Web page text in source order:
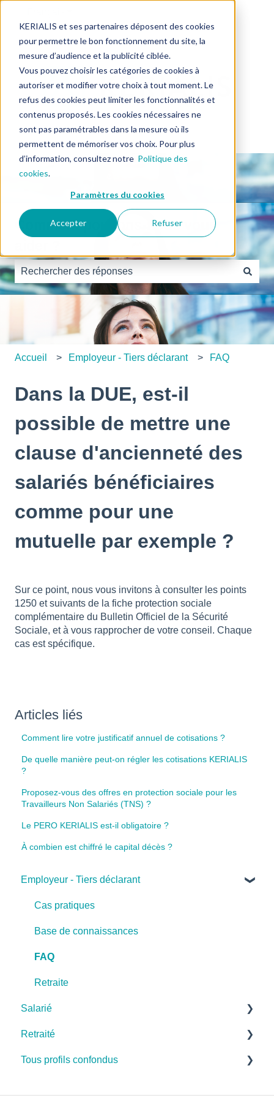
KERIALIS et ses partenaires déposent des cookies
pour permettre le bon fonctionnement du site, la
mesure d’audience et la publicité ciblée.
Vous pouvez choisir les catégories de cookies à
autoriser et modifier votre choix à tout moment. Le
refus des cookies peut limiter les fonctionnalités et
contenus proposés. Les cookies nécessaires ne
sont pas paramétrables dans la mesure où ils
permettent de mémoriser vos choix. Pour plus
d’information, consultez notre Politique des
cookies.
Paramètres du cookies
Accepter Refuser
Comment pouvons-nous vous
Il n'y a aucune suggestion car le champ de recherche
Accueil Employeur - Tiers déclarant FAQ
Dans la DUE, est-il
possible de mettre une
clause d'ancienneté des
salariés bénéficiaires
comme pour une
mutuelle par exemple ?
Sur ce point, nous vous invitons à consulter les points
1250 et suivants de la fiche protection sociale
complémentaire du Bulletin Officiel de la Sécurité
Sociale, et à vous rapprocher de votre conseil. Chaque
cas est spécifique.
Articles liés
Comment lire votre justificatif annuel de cotisations ?
De quelle manière peut-on régler les cotisations KERIALIS
?
Proposez-vous des offres en protection sociale pour les
Travailleurs Non Salariés (TNS) ?
Le PERO KERIALIS est-il obligatoire ?
À combien est chiffré le capital décès ?
Employeur - Tiers déclarant
Cas pratiques
Base de connaissances
FAQ
Retraite
Salarié
Cas pratiques
Base de connaissances
Retraité
Cas pratiques
Tous profils confondus